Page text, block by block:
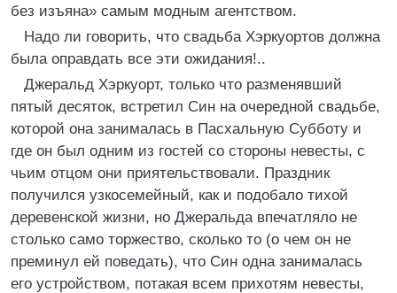
без изъяна» самым модным агентством.
Надо ли говорить, что свадьба Хэркуортов должна
была оправдать все эти ожидания!..
Джеральд Хэркуорт, только что разменявший
пятый десяток, встретил Син на очередной свадьбе,
которой она занималась в Пасхальную Субботу и
где он был одним из гостей со стороны невесты, с
чьим отцом они приятельствовали. Праздник
получился узкосемейный, как и подобало тихой
деревенской жизни, но Джеральда впечатляло не
столько само торжество, сколько то (о чем он не
преминул ей поведать), что Син одна занималась
его устройством, потакая всем прихотям невесты,